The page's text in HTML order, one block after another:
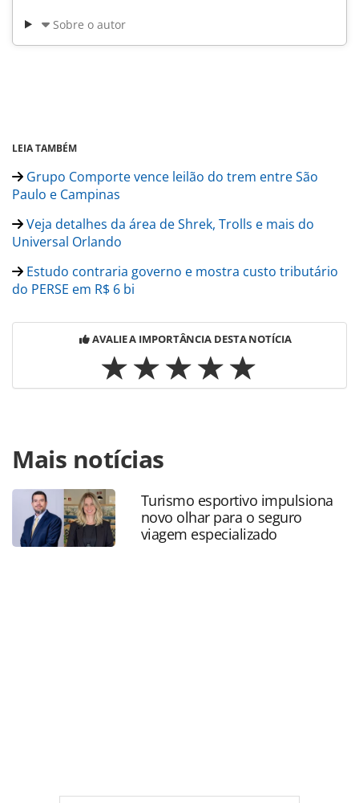
Sobre o autor
LEIA TAMBÉM
Grupo Comporte vence leilão do trem entre São
Paulo e Campinas
Veja detalhes da área de Shrek, Trolls e mais do
Universal Orlando
Estudo contraria governo e mostra custo tributário
do PERSE em R$ 6 bi
AVALIE A IMPORTÂNCIA DESTA NOTÍCIA
https://www.panrotas.com.br/aviacao/empresas/2024/03/
retoma-ligacao-orlando-fortaleza-que-ganha-mais-voos-
para-miami-e-bue_203533.html ou as ferramentas
oferecidas na página. Todo o conteúdo produzido pela
PANROTAS Editora é protegido pela legislação brasileira
sobre direito autoral. Não reproduza o conteúdo sem
Mais notícias
Turismo esportivo impulsiona
novo olhar para o seguro
viagem especializado